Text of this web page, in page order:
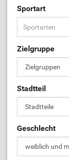
Sportart
Zielgruppe
Stadtteil
Geschlecht